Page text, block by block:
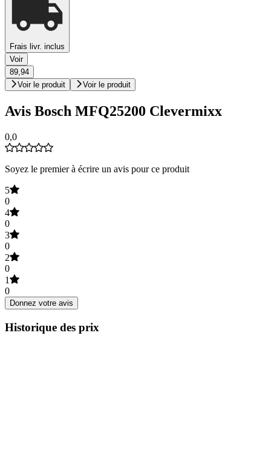
Frais livr. inclus
Voir
89,94
Voir le produit
Voir le produit
Avis Bosch MFQ25200 Clevermixx
0,0
Soyez le premier à écrire un avis pour ce produit
5
0
4
0
3
0
2
0
1
0
Donnez votre avis
Historique des prix